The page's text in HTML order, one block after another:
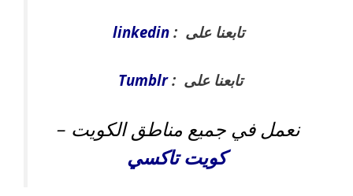
تابعنا على : linkedin
تابعنا على :Tumblr
نعمل في جميع مناطق الكويت –
كويت تاكسي